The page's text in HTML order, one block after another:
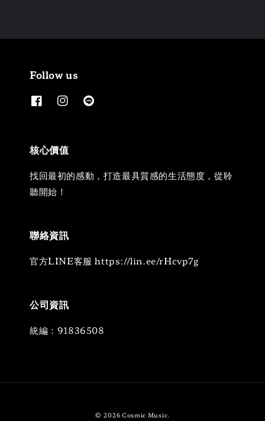
Follow us
核心價值
找回最初的感動，打造最具質感的生活態度，從聆
聽開始！
聯絡資訊
官方LINE客服 https://lin.ee/rHcvp7g
公司資訊
統編：91836508
© 2026 Cosmic Music.